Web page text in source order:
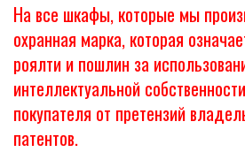
На все шкафы, которые мы
охранная марка, которая
роялти и пошлин за
интеллектуальной
покупателя от претензий
патентов.